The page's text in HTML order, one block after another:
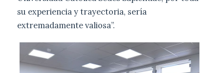
su experiencia y trayectoria, sería
extremadamente valiosa”.